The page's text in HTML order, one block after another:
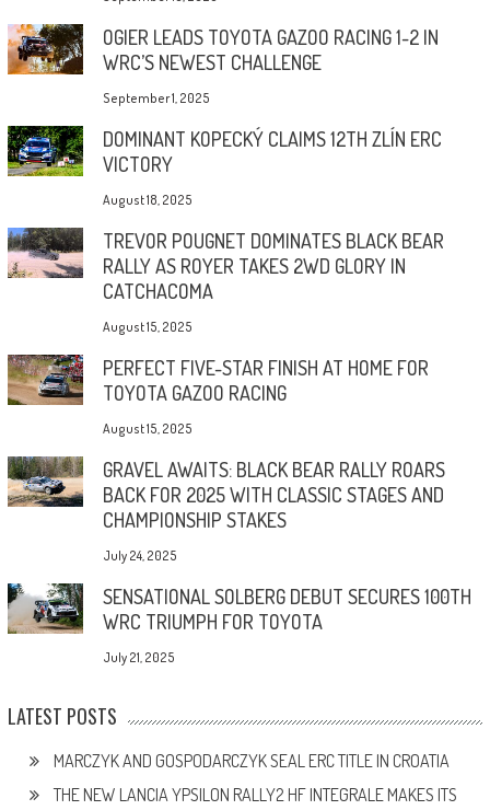
OGIER LEADS TOYOTA GAZOO RACING 1-2 IN
WRC’S NEWEST CHALLENGE
September 1, 2025
DOMINANT KOPECKÝ CLAIMS 12TH ZLÍN ERC
VICTORY
August 18, 2025
TREVOR POUGNET DOMINATES BLACK BEAR
RALLY AS ROYER TAKES 2WD GLORY IN
CATCHACOMA
August 15, 2025
PERFECT FIVE-STAR FINISH AT HOME FOR
TOYOTA GAZOO RACING
August 15, 2025
GRAVEL AWAITS: BLACK BEAR RALLY ROARS
BACK FOR 2025 WITH CLASSIC STAGES AND
CHAMPIONSHIP STAKES
July 24, 2025
SENSATIONAL SOLBERG DEBUT SECURES 100TH
WRC TRIUMPH FOR TOYOTA
July 21, 2025
LATEST POSTS
MARCZYK AND GOSPODARCZYK SEAL ERC TITLE IN CROATIA
THE NEW LANCIA YPSILON RALLY2 HF INTEGRALE MAKES ITS